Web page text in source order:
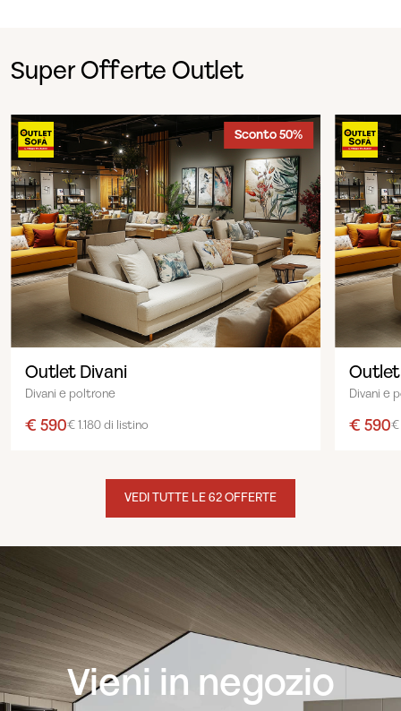
Super Offerte Outlet
Sconto 50%
Outlet Divani
Divani e poltrone
€ 590€ 1.180 di listino
Divani e
€ 590€
VEDI TUTTE LE 62 OFFERTE
Vieni in negozio